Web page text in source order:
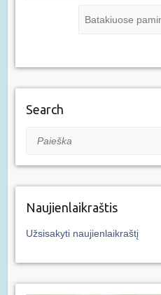
Batakiuose
Search
Paieška
Naujienlaikraštis
Užsisakyti naujienlaikraštį